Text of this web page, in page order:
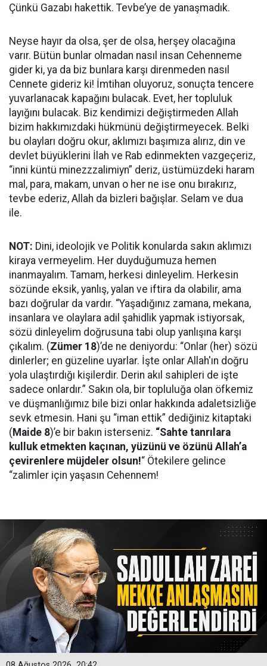
Çünkü Gazabı hakettik. Tevbe’ye de yanaşmadık.
Neyse hayır da olsa, şer de olsa, herşey olacağına
varır. Bütün bunlar olmadan nasıl insan Cehenneme
gider ki, ya da biz bunlara karşı direnmeden nasıl
Cennete gideriz ki! İmtihan oluyoruz, sonuçta tencere
yuvarlanacak kapağını bulacak. Evet, her topluluk
layığını bulacak. Biz kendimizi değiştirmeden Allah
bizim hakkımızdaki hükmünü değiştirmeyecek. Belki
bu olayları doğru okur, aklımızı başımıza alırız, din ve
devlet büyüklerini İlah ve Rab edinmekten vazgeçeriz,
“inni küntü minezzzalimiyn” deriz, üstümüzdeki haram
mal, para, makam, unvan o her ne ise onu bırakırız,
tevbe ederiz, Allah da bizleri bağışlar. Selam ve dua
ile.
NOT: Dini, ideolojik ve Politik konularda sakın aklımızı
kiraya vermeyelim. Her duyduğumuza hemen
inanmayalım. Tamam, herkesi dinleyelim. Herkesin
sözünde eksik, yanlış, yalan ve iftira da olabilir, ama
bazı doğrular da vardır. “Yaşadığınız zamana, mekana,
insanlara ve olaylara adil şahidlik yapmak istiyorsak,
sözü dinleyelim doğrusuna tabi olup yanlışına karşı
çıkalım. (Zümer 18)’de ne deniyordu: “Onlar (her) sözü
dinlerler; en güzeline uyarlar. İşte onlar Allah'ın doğru
yola ulaştırdığı kişilerdir. Derin akıl sahipleri de işte
sadece onlardır.” Sakın ola, bir topluluğa olan öfkemiz
ve düşmanlığımız bile bizi onlar hakkında adaletsizliğe
sevk etmesin. Hani şu “iman ettik” dediğiniz kitaptaki
(Maide 8)’e bir bakın isterseniz. “Sahte tanrılara
kulluk etmekten kaçınan, yüzünü ve özünü Allah’a
çevirenlere müjdeler olsun!“ Ötekilere gelince
“zalimler için yaşasın Cehennem!